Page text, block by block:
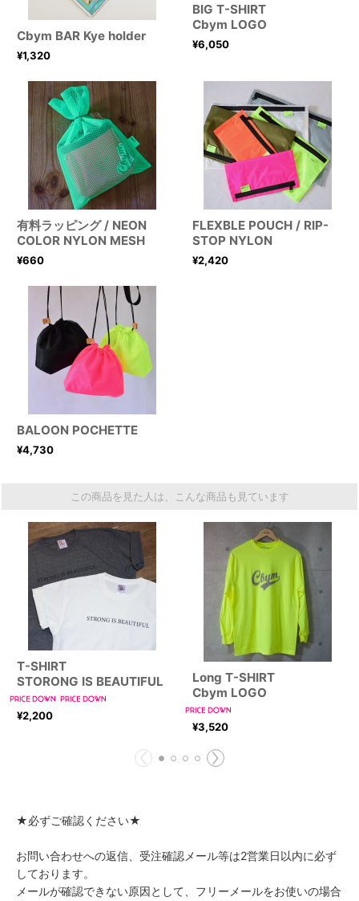
Cbym BAR Kye holder
¥1,320
BIG T-SHIRT
Cbym LOGO
¥6,050
有料ラッピング / NEON
COLOR NYLON MESH
¥660
FLEXBLE POUCH / RIP-
STOP NYLON
¥2,420
BALOON POCHETTE
¥4,730
この商品を見た人は、こんな商品も見ています
T-SHIRT
STORONG IS BEAUTIFUL
¥2,200
Long T-SHIRT
Cbym LOGO
¥3,520
★必ずご確認ください★
お問い合わせへの返信、受注確認メール等は2営業日以内に必ず
しております。
メールが確認できない原因として、フリーメールをお使いの場合